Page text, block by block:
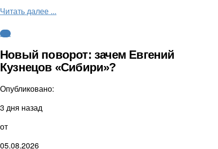
Читать далее ...
КХЛ
Новый поворот: зачем Евгений
Кузнецов «Сибири»?
Опубликовано:
3 дня назад
от
05.08.2026